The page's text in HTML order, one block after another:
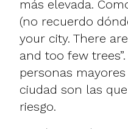
más elevada.
(no recuerdo
your city. There
and too few
personas
ciudad son las
riesgo.